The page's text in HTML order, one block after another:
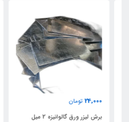
24,000 تومان
برش لیزر ورق گالوانیزه 2 میل